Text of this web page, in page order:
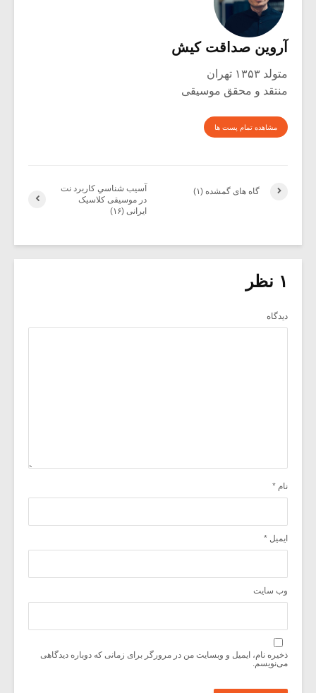
آروین صداقت کیش
متولد ۱۳۵۳ تهران
منتقد و محقق موسیقی
مشاهده تمام پست ها
آسیب شناسیِ کاربرد نت
در موسیقی کلاسیک
ایرانی (۱۶)
گاه های گمشده (۱)
۱ نظر
دیدگاه
نام *
ایمیل *
وب‌ سایت
ذخیره نام، ایمیل و وبسایت من در مرورگر برای زمانی که دوباره دیدگاهی
می‌نویسم.